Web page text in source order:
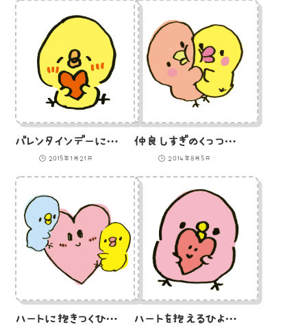
バレンタインデーにチョコをもらって満足気なひよこのイラスト
2015年1月21日
仲良しすぎのくっつきすぎのひよこのイラスト
2014年8月5日
ハートに抱きつくひよこ2匹のイラスト ハートを抱えるひよこのイラスト